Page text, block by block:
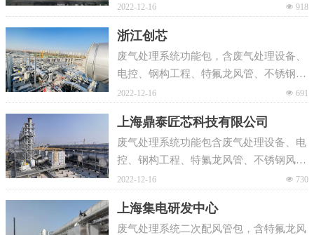
넶 918
2022-12-16
浙江创芯
废气处理系统功能包，含废气处理设备、
电控、钢构工程、特氟龙风管、不锈钢风
管、镀锌螺旋风管的材料供应及安装调
넶 691
2022-12-16
上海鼎泰匠芯科技有限公司
废气处理系统功能包含废气处理设备、电
控、钢构工程、特氟龙风管、不锈钢风
管、镀锌螺旋风管的材料供应及安装调
넶 730
2022-12-16
上海集电研发中心
废气处理系统二次配风管包，含特氟龙风